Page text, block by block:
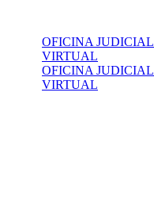
OFICINA JUDICIAL
VIRTUAL
OFICINA JUDICIAL
VIRTUAL